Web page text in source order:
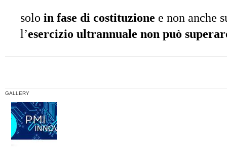
solo in fase di costituzione e non anche
l’esercizio ultrannuale non può
GALLERY